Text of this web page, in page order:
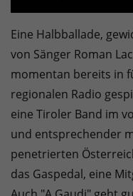
Eine Halbballade,
von Sänger Roman
momentan bereits in
regionalen Radio
eine Tiroler Band im
und entsprechender
penetrierten
das Gaspedal, eine